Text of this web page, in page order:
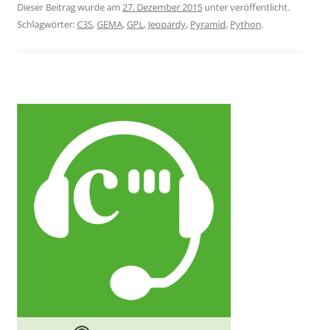
Dieser Beitrag wurde am 27. Dezember 2015 unter veröffentlicht.
Schlagwörter:C3S,GEMA,GPL, Jeopardy, Pyramid, Python.